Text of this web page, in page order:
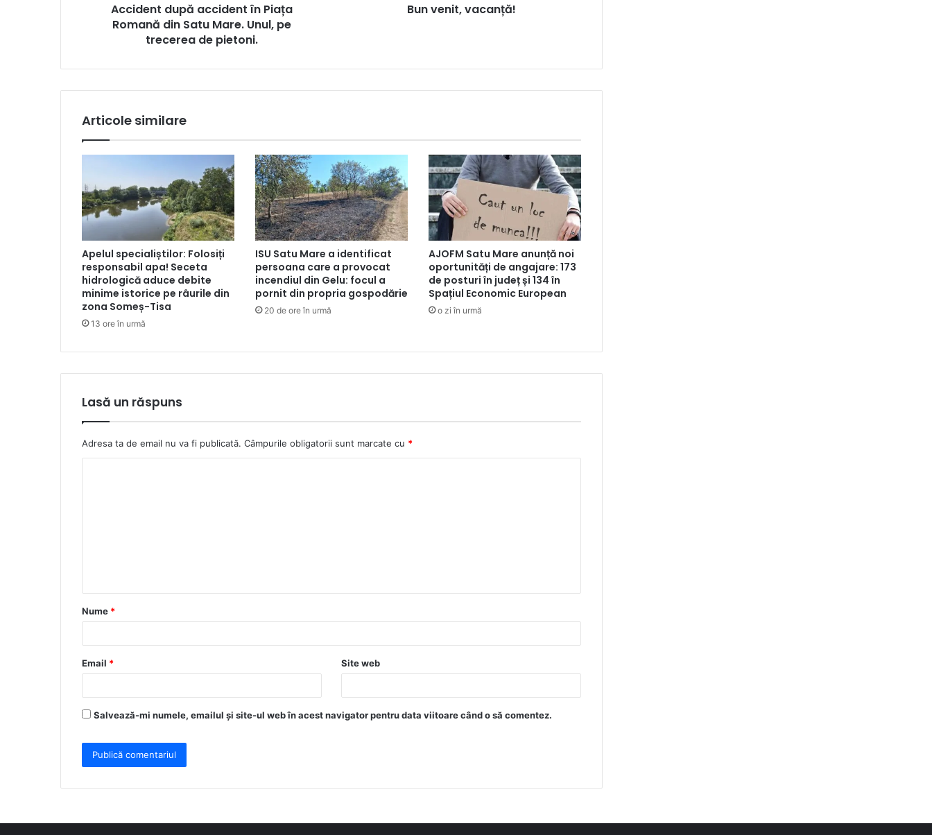
Accident după accident în Piața
Romană din Satu Mare. Unul, pe
trecerea de pietoni.
Bun venit, vacanță!
Articole similare
Apelul specialiștilor: Folosiți
responsabil apa! Seceta
hidrologică aduce debite
minime istorice pe râurile din
zona Someș-Tisa
13 ore în urmă
ISU Satu Mare a identificat
persoana care a provocat
incendiul din Gelu: focul a
pornit din propria gospodărie
20 de ore în urmă
AJOFM Satu Mare anunță noi
oportunități de angajare: 173
de posturi în județ și 134 în
Spațiul Economic European
o zi în urmă
Lasă un răspuns
Adresa ta de email nu va fi publicată. Câmpurile obligatorii sunt marcate cu *
a
r
*
Nume *
Email * Site web
Salvează-mi numele, emailul și site-ul web în acest navigator pentru data viitoare când o să comentez.